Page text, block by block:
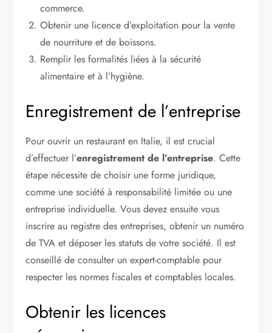
commerce.
Obtenir une licence d’exploitation pour la vente
de nourriture et de boissons.
Remplir les formalités liées à la sécurité
alimentaire et à l’hygiène.
Enregistrement de l’entreprise
Pour ouvrir un restaurant en Italie, il est crucial
d’effectuer l’enregistrement de l’entreprise. Cette
étape nécessite de choisir une forme juridique,
comme une société à responsabilité limitée ou une
entreprise individuelle. Vous devez ensuite vous
inscrire au registre des entreprises, obtenir un numéro
de TVA et déposer les statuts de votre société. Il est
conseillé de consulter un expert-comptable pour
respecter les normes fiscales et comptables locales.
Obtenir les licences